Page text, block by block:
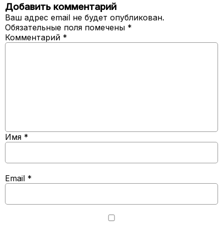
Добавить комментарий
Ваш адрес email не будет опубликован.
Обязательные поля помечены *
Комментарий *
Имя *
Email *